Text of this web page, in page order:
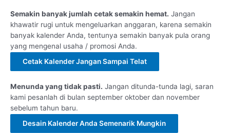
Semakin banyak jumlah cetak semakin hemat. Jangan
khawatir rugi untuk mengeluarkan anggaran, karena semakin
banyak kalender Anda, tentunya semakin banyak pula orang
yang mengenal usaha / promosi Anda.
Cetak Kalender Jangan Sampai Telat
Menunda yang tidak pasti. Jangan ditunda-tunda lagi, saran
kami pesanlah di bulan september oktober dan november
sebelum tahun baru.
Desain Kalender Anda Semenarik Mungkin